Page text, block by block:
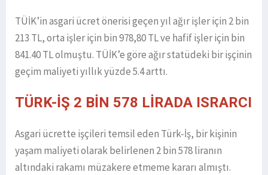
TÜİK’in asgari ücret önerisi geçen yıl ağır işler için 2 bin
213 TL, orta işler için bin 978,80 TL ve hafif işler için bin
841.40 TL olmuştu. TÜİK’e göre ağır statüdeki bir işçinin
geçim maliyeti yıllık yüzde 5.4 arttı.
TÜRK-İŞ 2 BİN 578 LİRADA ISRARCI
Asgari ücrette işçileri temsil eden Türk-İş, bir kişinin
yaşam maliyeti olarak belirlenen 2 bin 578 liranın
altındaki rakamı müzakere etmeme kararı almıştı.